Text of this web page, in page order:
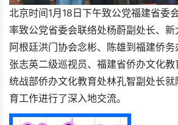
北京时间1月18日下午致公党福建省委
率致公党省委会联络处杨蔚副处长、新
阿根廷洪门协会念彬、陈雄到福建侨
张志英二级巡视员、福建省侨办文化教
统战部侨办文化教育处林孔智副处长
育工作进行了深入地交流。